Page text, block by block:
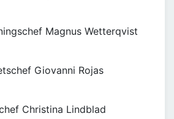
Magnus Wetterqvist
Giovanni Rojas
Christina Lindblad